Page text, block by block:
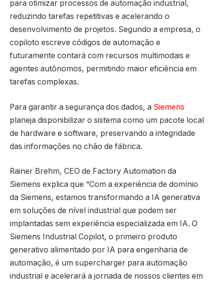
para otimizar processos de automação industrial,
reduzindo tarefas repetitivas e acelerando o
desenvolvimento de projetos. Segundo a empresa, o
copiloto escreve códigos de automação e
futuramente contará com recursos multimodais e
agentes autônomos, permitindo maior eficiência em
tarefas complexas.
Para garantir a segurança dos dados, a Siemens
planeja disponibilizar o sistema como um pacote local
de hardware e software, preservando a integridade
das informações no chão de fábrica.
Rainer Brehm, CEO de Factory Automation da
Siemens explica que “Com a experiência de domínio
da Siemens, estamos transformando a IA generativa
em soluções de nível industrial que podem ser
implantadas sem experiência especializada em IA. O
Siemens Industrial Copilot, o primeiro produto
generativo alimentado por IA para engenharia de
automação, é um supercharger para automação
industrial e acelerará a jornada de nossos clientes em